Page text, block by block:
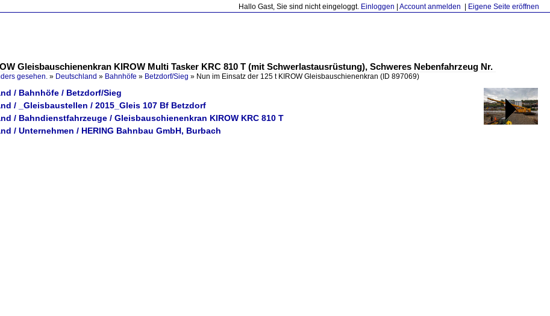
Hallo Gast, Sie sind nicht eingeloggt. Einloggen Account anmelden Eigene Seite eröffnen
Gleisbauschienenkran KIROW Multi Tasker KRC 810 T (mit Schwerlastausrüstung), Schweres Nebenfahrzeug Nr.
gesehen. » Deutschland » Bahnhöfe » Betzdorf/Sieg » Nun im Einsatz der 125 t KIROW Gleisbauschienenkran (ID 897069)
/ Bahnhöfe / Betzdorf/Sieg
/ _Gleisbaustellen / 2015_Gleis 107 Bf Betzdorf
/ Bahndienstfahrzeuge / Gleisbauschienenkran KIROW KRC 810 T
/ Unternehmen / HERING Bahnbau GmbH, Burbach